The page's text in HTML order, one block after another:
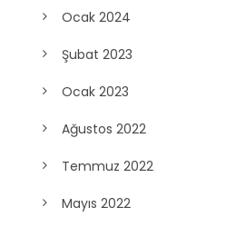
Ocak 2024
Şubat 2023
Ocak 2023
Ağustos 2022
Temmuz 2022
Mayıs 2022